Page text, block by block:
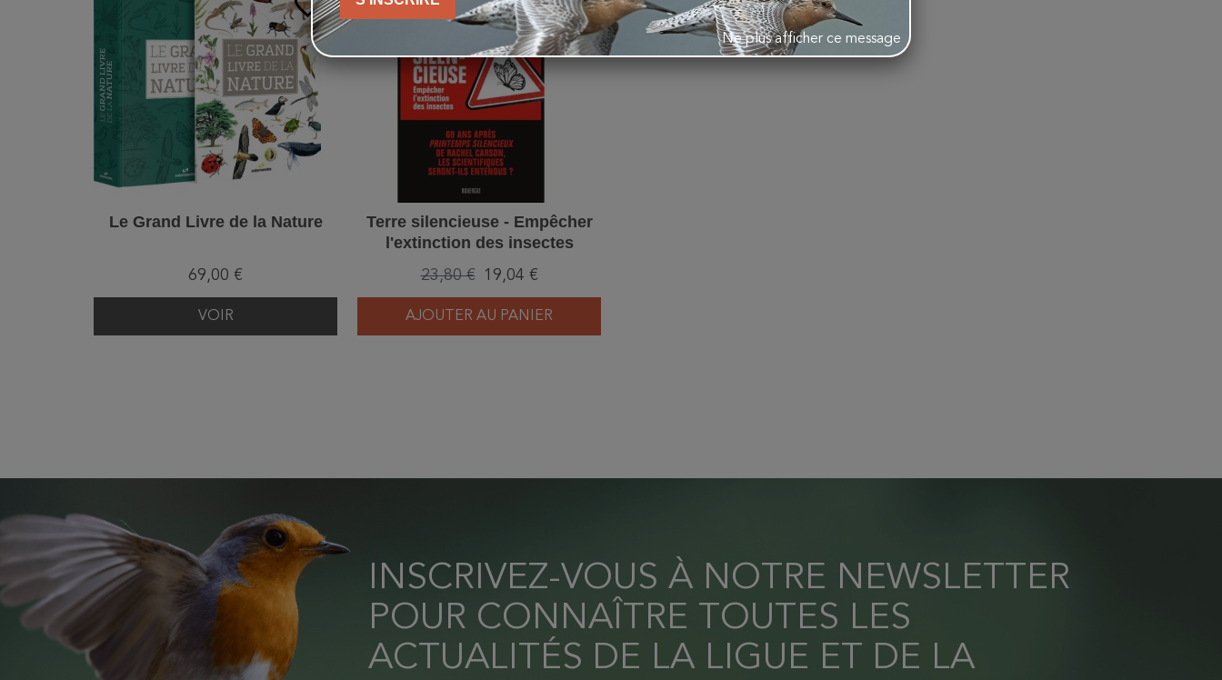
Le Grand Livre de la Nature
69,00 €
VOIR
Terre silencieuse - Empêcher
l'extinction des insectes
23,80 € 19,04 €
AJOUTER AU PANIER
INSCRIVEZ-VOUS À NOTRE NEWSLETTER
POUR CONNAÎTRE TOUTES LES
ACTUALITÉS DE LA LIGUE ET DE LA
Ne plus afficher ce message